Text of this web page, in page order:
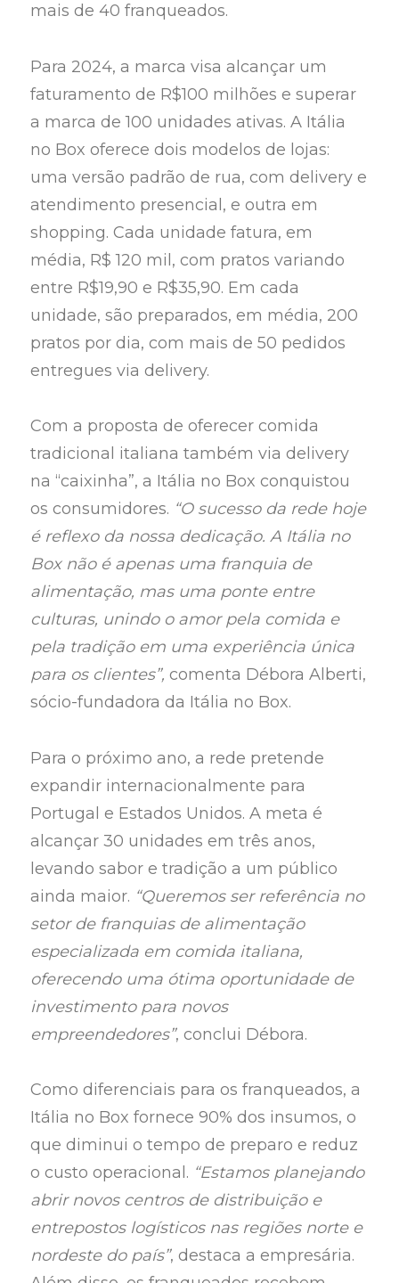
mais de 40 franqueados.
Para 2024, a marca visa alcançar um
faturamento de R$100 milhões e superar
a marca de 100 unidades ativas. A Itália
no Box oferece dois modelos de lojas:
uma versão padrão de rua, com delivery e
atendimento presencial, e outra em
shopping. Cada unidade fatura, em
média, R$ 120 mil, com pratos variando
entre R$19,90 e R$35,90. Em cada
unidade, são preparados, em média, 200
pratos por dia, com mais de 50 pedidos
entregues via delivery.
Com a proposta de oferecer comida
tradicional italiana também via delivery
na “caixinha”, a Itália no Box conquistou
os consumidores. “O sucesso da rede hoje
é reflexo da nossa dedicação. A Itália no
Box não é apenas uma franquia de
alimentação, mas uma ponte entre
culturas, unindo o amor pela comida e
pela tradição em uma experiência única
para os clientes”, comenta Débora Alberti,
sócio-fundadora da Itália no Box.
Para o próximo ano, a rede pretende
expandir internacionalmente para
Portugal e Estados Unidos. A meta é
alcançar 30 unidades em três anos,
levando sabor e tradição a um público
ainda maior. “Queremos ser referência no
setor de franquias de alimentação
especializada em comida italiana,
oferecendo uma ótima oportunidade de
investimento para novos
empreendedores”, conclui Débora.
Como diferenciais para os franqueados, a
Itália no Box fornece 90% dos insumos, o
que diminui o tempo de preparo e reduz
o custo operacional. “Estamos planejando
abrir novos centros de distribuição e
entrepostos logísticos nas regiões norte e
nordeste do país”, destaca a empresária.